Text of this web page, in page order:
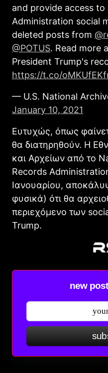
and provide access
Administration social
deleted posts from
@POTUS. Read more
President Trump's
https://t.co/
— U.S. National
January 10, 2021
Ευτυχώς, όπως
θα διατηρηθούν. Η
και Αρχείων από το
Records
Ιανουαρίου,
φυσικά) ότι θα
περιεχόμενο των
Trump.
new